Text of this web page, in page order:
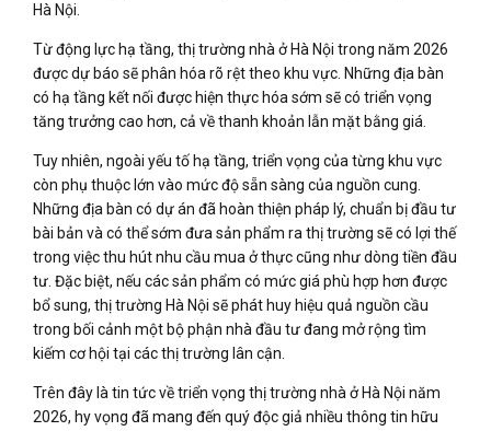
Hà Nội.
Từ động lực hạ tầng, thị trường nhà ở Hà Nội trong năm 2026
được dự báo sẽ phân hóa rõ rệt theo khu vực. Những địa bàn
có hạ tầng kết nối được hiện thực hóa sớm sẽ có triển vọng
tăng trưởng cao hơn, cả về thanh khoản lẫn mặt bằng giá.
Tuy nhiên, ngoài yếu tố hạ tầng, triển vọng của từng khu vực
còn phụ thuộc lớn vào mức độ sẵn sàng của nguồn cung.
Những địa bàn có dự án đã hoàn thiện pháp lý, chuẩn bị đầu tư
bài bản và có thể sớm đưa sản phẩm ra thị trường sẽ có lợi thế
trong việc thu hút nhu cầu mua ở thực cũng như dòng tiền đầu
tư. Đặc biệt, nếu các sản phẩm có mức giá phù hợp hơn được
bổ sung, thị trường Hà Nội sẽ phát huy hiệu quả nguồn cầu
trong bối cảnh một bộ phận nhà đầu tư đang mở rộng tìm
kiếm cơ hội tại các thị trường lân cận.
Trên đây là tin tức về triển vọng thị trường nhà ở Hà Nội năm
2026, hy vọng đã mang đến quý độc giả nhiều thông tin hữu